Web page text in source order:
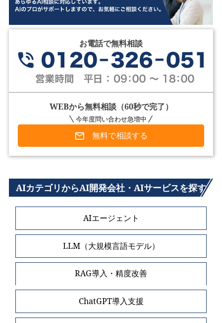
お電話で無料相談
WEBから無料相談（60秒で完了）
今年度問い合わせ急増中
無料で相談する
AIカテゴリからAI開発会社・AIサービスを探す
AIエージェント
LLM（大規模言語モデル）
RAG導入・精度改善
ChatGPT導入支援